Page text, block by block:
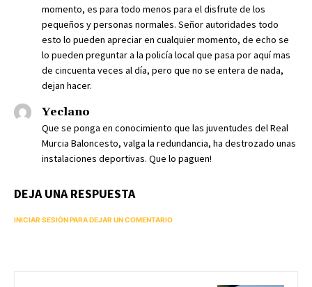
momento, es para todo menos para el disfrute de los
pequeños y personas normales. Señor autoridades todo
esto lo pueden apreciar en cualquier momento, de echo se
lo pueden preguntar a la policía local que pasa por aquí mas
de cincuenta veces al día, pero que no se entera de nada,
dejan hacer.
Yeclano
Que se ponga en conocimiento que las juventudes del Real
Murcia Baloncesto, valga la redundancia, ha destrozado unas
instalaciones deportivas. Que lo paguen!
DEJA UNA RESPUESTA
INICIAR SESIÓN PARA DEJAR UN COMENTARIO